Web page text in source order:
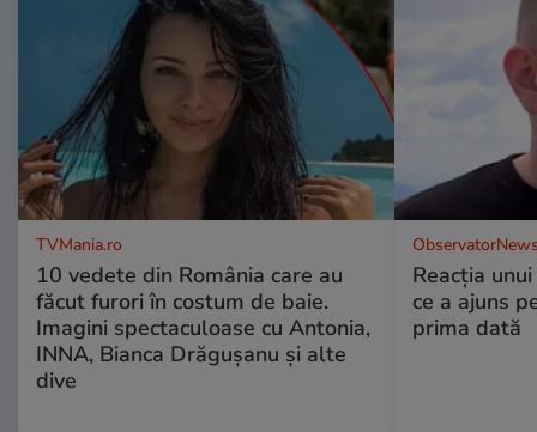
TVMania.ro
10 vedete din România care au
făcut furori în costum de baie.
Imagini spectaculoase cu Antonia,
INNA, Bianca Drăgușanu și alte
dive
Reacția
ce a ajuns
prima dată